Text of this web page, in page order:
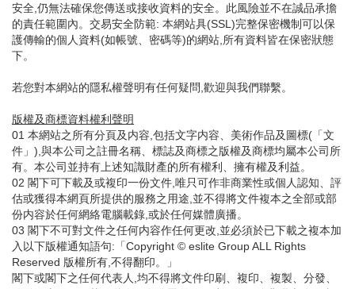
安全,仍無法確保您傳送或接收資料的安全。此風險並不在誠品承擔
的責任範圍內。交易安全防範: 本網站具(SSL)完整保密機制可以保
護傳輸的個人資料(如帳號、密碼等)的網站,所有資料皆在保密狀態
下。
若您對本網站的隱私權聲明有任何疑問,歡迎與我們聯繫。
版權及商標資料權利聲明
01 本網站之所有分頁及内容,包括文字内容、美術作品及圖標(「文
件」),與本公司之註冊名稱、標誌及商標之版權及商標均屬本公司所
有。本公司並持有上述知識財產的所有權利、擁有權及利益。
02 閣下可下載及或複印一份文件,唯只可作非商業性或個人認知、評
估或獲得本網頁所提供的服務之用途,並不得將文件複本之全部或部
份内容於任何網絡電腦載錄,或於任何媒體廣播。
03 閣下不可對文件之任何内容作任何更改,並必須於已下載之複本加
入以下版權通知語句:「Copyright © eslite Group ALL Rights
Reserved 版權所有,不得翻印。」
閣下或閣下之任何代表人,均不得將文件印刷、複印、複製、分發、